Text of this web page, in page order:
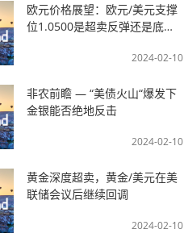
欧元价格展望：欧元/美元支撑
位1.0500是超卖反弹还是底
2024-02-10
非农前瞻 — “美债火山“爆发下
金银能否绝地反击
2024-02-10
黄金深度超卖，黄金/美元在美
联储会议后继续回调
2024-02-10